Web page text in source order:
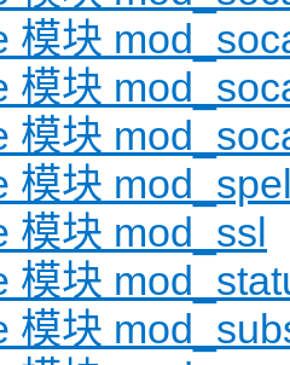
模块
模块
模块
模块
模块 mod_ssl
模块
模块